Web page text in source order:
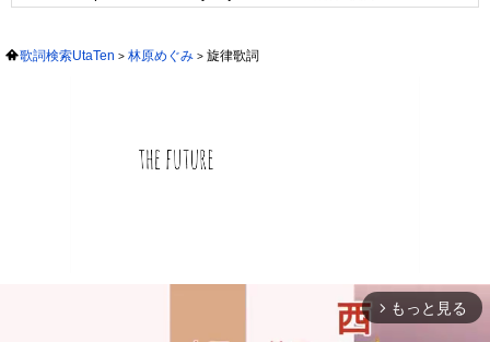
歌詞検索UtaTen 林原めぐみ 旋律歌詞
arrow_forward_ios もっと見る